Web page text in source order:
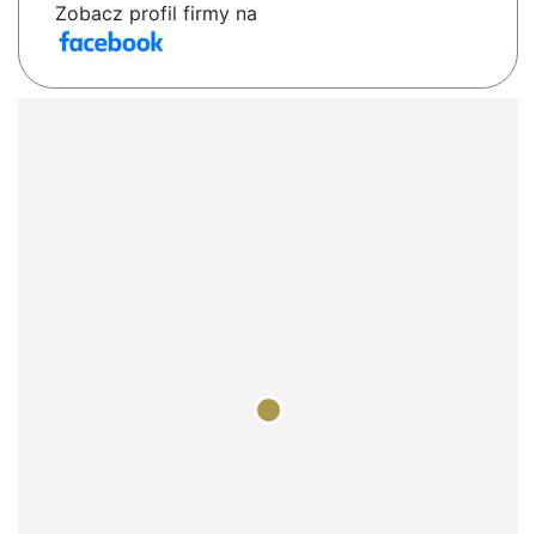
Zobacz profil firmy na